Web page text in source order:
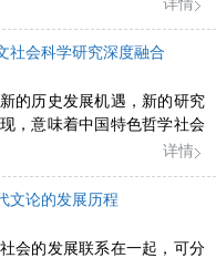
详情
社会科学研究深度融合
的历史发展机遇，新的研究
，意味着中国特色哲学社会
的研究特点与规律，紧跟信
详情
文论的发展历程
会的发展联系在一起，可分